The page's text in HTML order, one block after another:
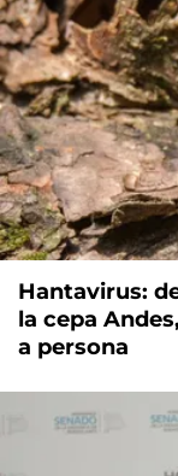
Hantavirus:
la cepa
a persona